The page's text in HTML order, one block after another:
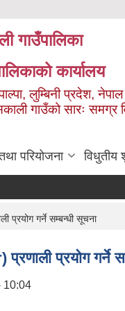
गाउँपालिका
कार्यालय
लुम्बिनी प्रदेश, नेपाल
गाउँको सारः समग्र
परियोजना विधुतीय
गर्ने सम्बन्धी सूचना
प्रयोग गर्ने
10:04